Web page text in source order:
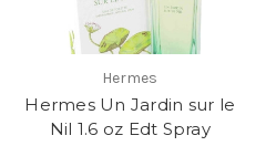
Hermes
Hermes Un Jardin sur le
Nil 1.6 oz Edt Spray